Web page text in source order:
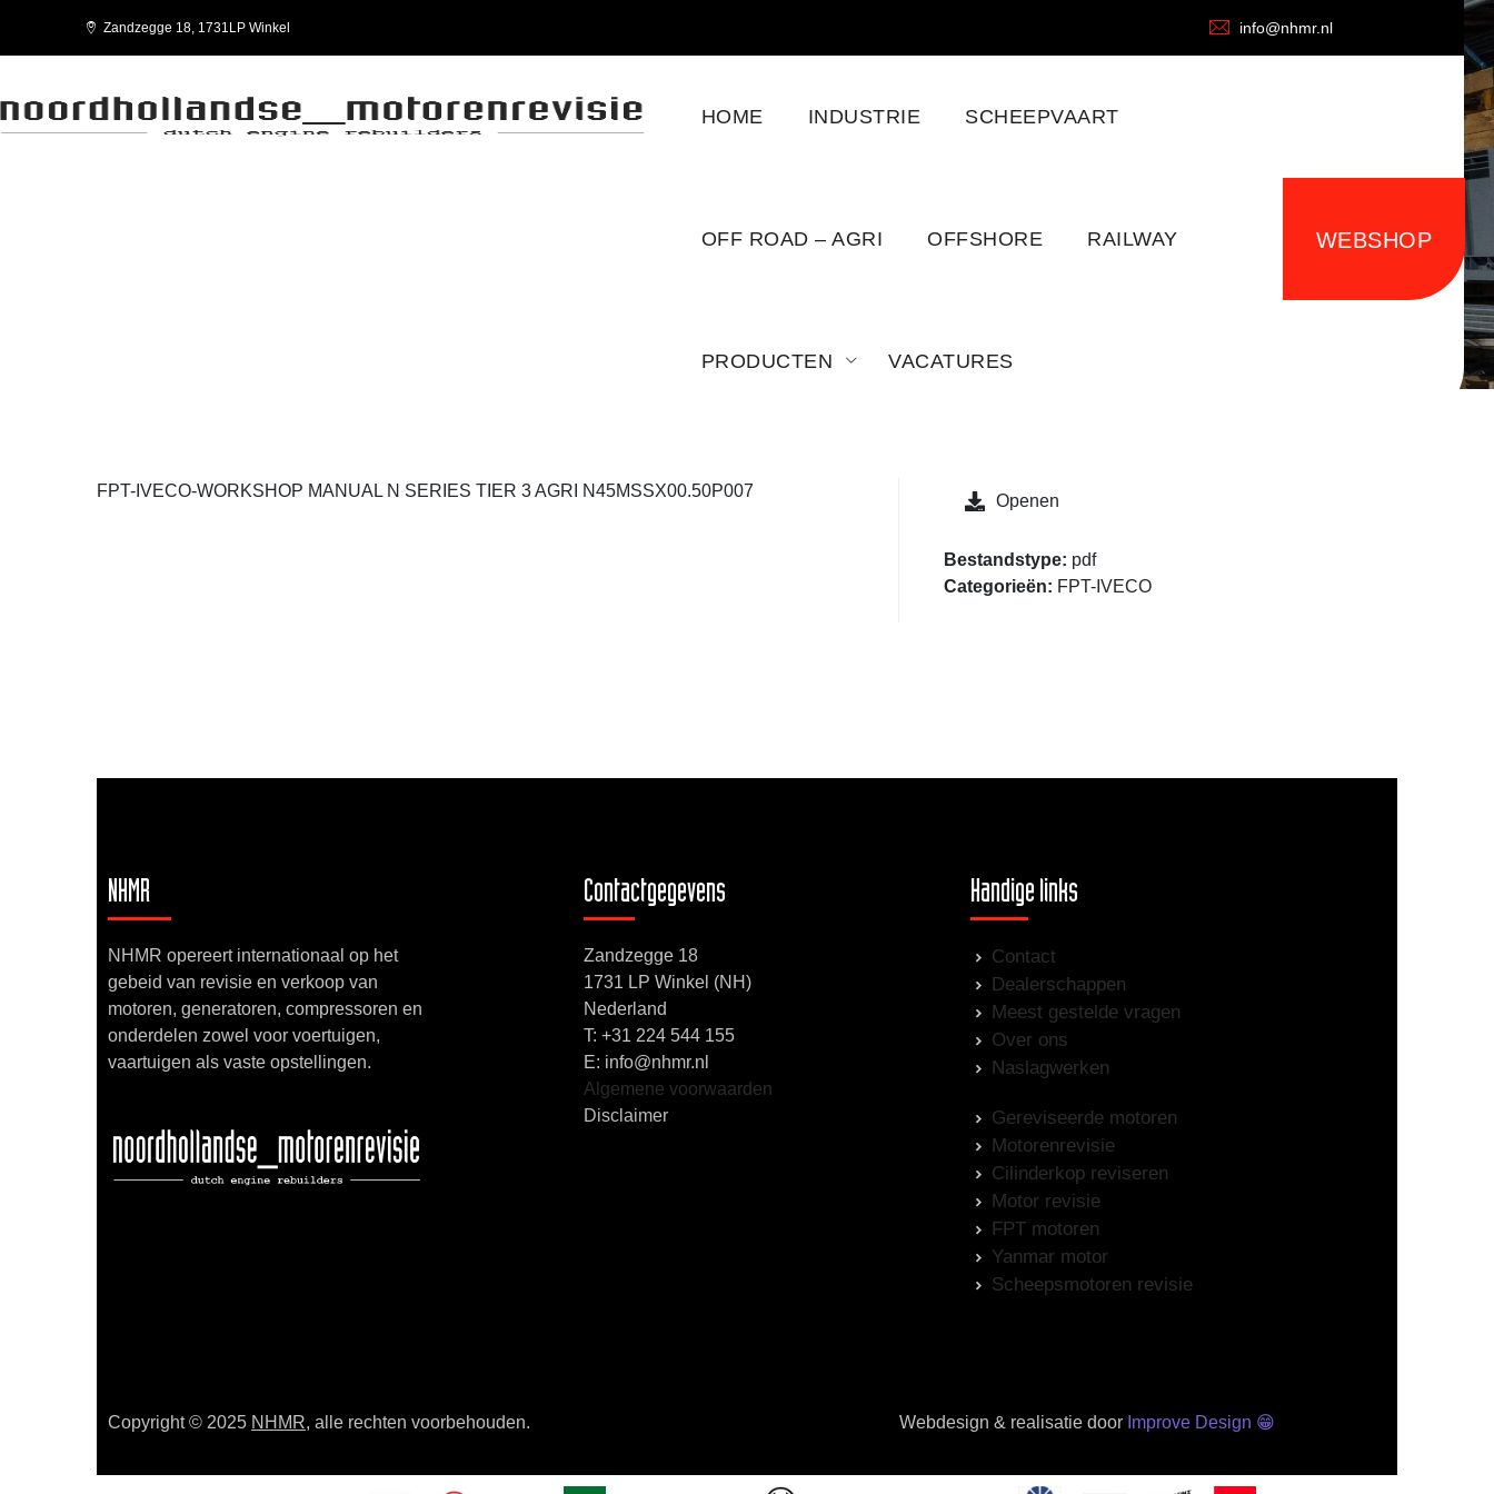
Zandzegge 18, 1731LP Winkel info@nhmr.nl
HOME INDUSTRIE SCHEEPVAART
OFF ROAD – AGRI OFFSHORE RAILWAY
PRODUCTEN VACATURES
WEBSHOP
FPT-IVECO-WORKSHOP MANUAL N SERIES TIER 3 AGRI N45MSSX00.50P007
Openen
Bestandstype: pdf
Categorieën: FPT-IVECO
NHMR
NHMR opereert internationaal op het
gebeid van revisie en verkoop van
motoren, generatoren, compressoren en
onderdelen zowel voor voertuigen,
vaartuigen als vaste opstellingen.
Contactgegevens
Zandzegge 18
1731 LP Winkel (NH)
Nederland
T: +31 224 544 155
E: info@nhmr.nl
Algemene voorwaarden
Disclaimer
Handige links
Contact
Dealerschappen
Meest gestelde vragen
Over ons
Naslagwerken
Gereviseerde motoren
Motorenrevisie
Cilinderkop reviseren
Motor revisie
FPT motoren
Yanmar motor
Scheepsmotoren revisie
Copyright © 2025 NHMR, alle rechten voorbehouden. Webdesign & realisatie door Improve Design 😁